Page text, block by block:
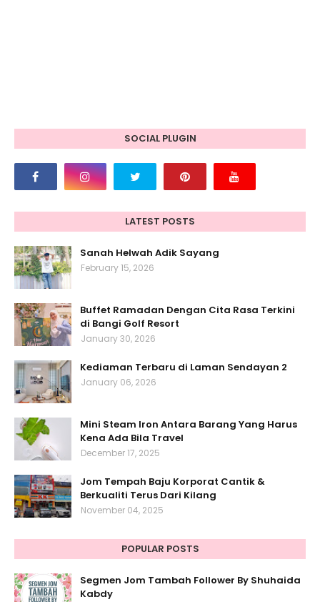
SOCIAL PLUGIN
LATEST POSTS
Sanah Helwah Adik Sayang
February 15, 2026
Buffet Ramadan Dengan Cita Rasa Terkini
di Bangi Golf Resort
January 30, 2026
Kediaman Terbaru di Laman Sendayan 2
January 06, 2026
Mini Steam Iron Antara Barang Yang Harus
Kena Ada Bila Travel
December 17, 2025
Jom Tempah Baju Korporat Cantik &
Berkualiti Terus Dari Kilang
November 04, 2025
POPULAR POSTS
Segmen Jom Tambah Follower By Shuhaida
Kabdy